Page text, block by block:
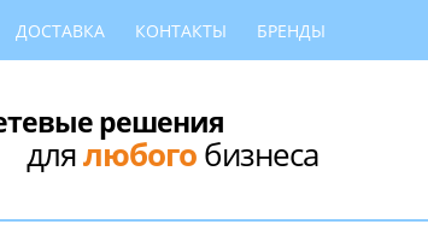
ДОСТАВКА КОНТАКТЫ БРЕНДЫ
решения
длялюбогобизнеса